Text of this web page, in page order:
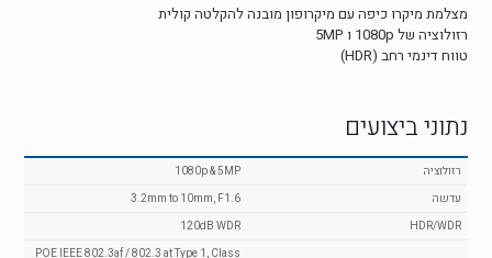
מצלמת מיקרו כיפה עם מיקרופון מובנה להקלטה קולית
רזולוציה של 1080p ו 5MP
טווח דינמי רחב (HDR)
נתוני ביצועים
1080p & 5MP
רזולוציה
3.2mm to 10mm, F1.6
עדשה
120dB WDR
HDR/WDR
POE IEEE 802.3af / 802.3 at Type 1, Class